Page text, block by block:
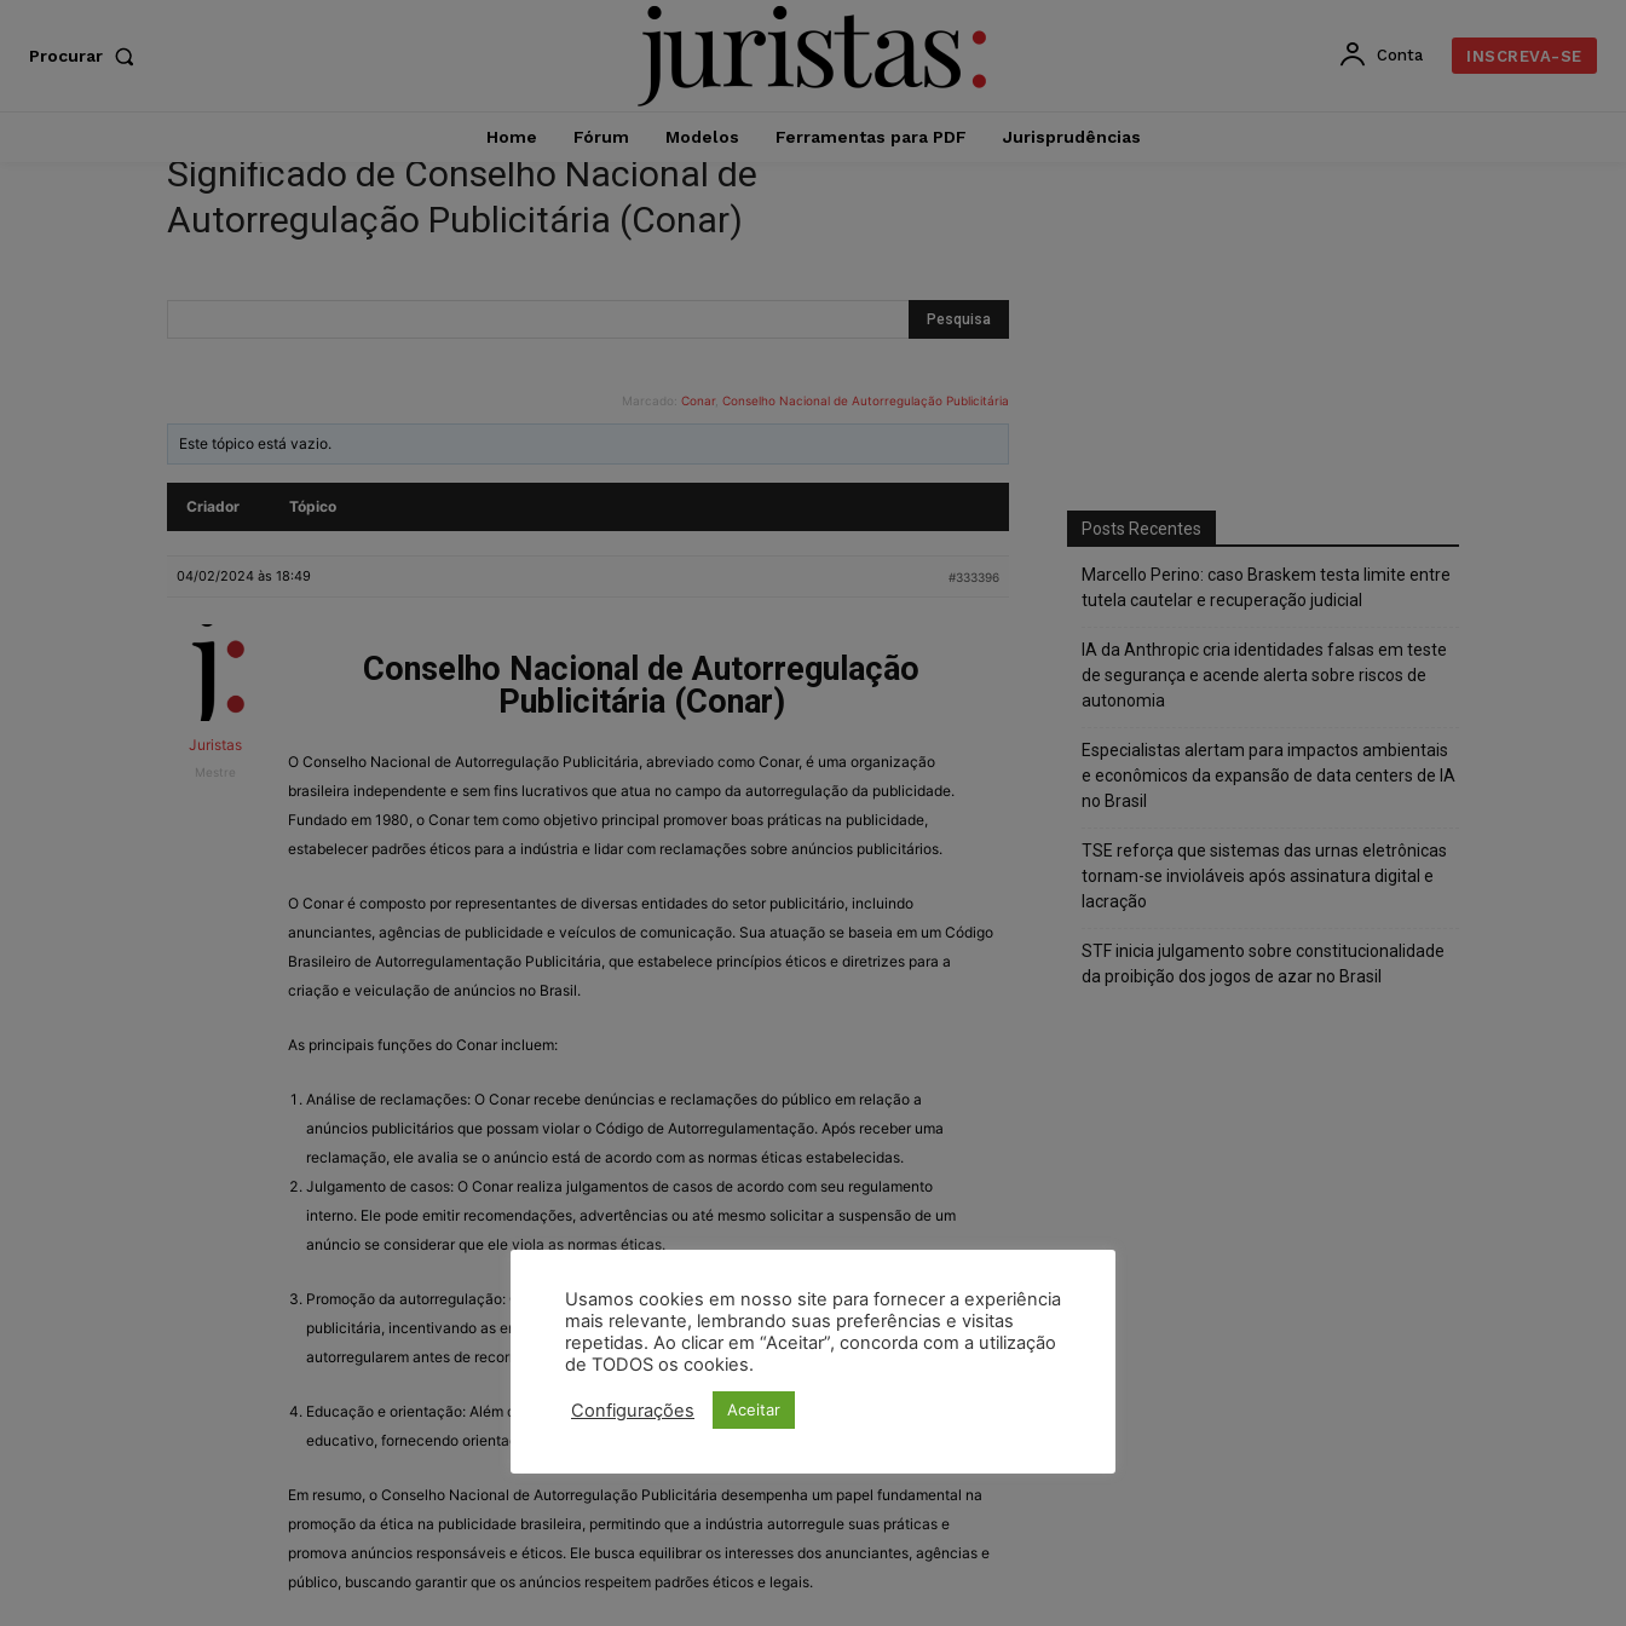
Procurar Conta INSCREVA-SE
Home Fórum Modelos Ferramentas para PDF Jurisprudências
Significado de Conselho Nacional de
Autorregulação Publicitária (Conar)
Marcado: Conar, Conselho Nacional de Autorregulação Publicitária
Este tópico está vazio.
Criador Tópico
04/02/2024 às 18:49 #333396
Juristas
Mestre
Conselho Nacional de Autorregulação
Publicitária (Conar)
O Conselho Nacional de Autorregulação Publicitária, abreviado como Conar, é uma organização
brasileira independente e sem fins lucrativos que atua no campo da autorregulação da publicidade.
Fundado em 1980, o Conar tem como objetivo principal promover boas práticas na publicidade,
estabelecer padrões éticos para a indústria e lidar com reclamações sobre anúncios publicitários.
O Conar é composto por representantes de diversas entidades do setor publicitário, incluindo
anunciantes, agências de publicidade e veículos de comunicação. Sua atuação se baseia em um Código
Brasileiro de Autorregulamentação Publicitária, que estabelece princípios éticos e diretrizes para a
criação e veiculação de anúncios no Brasil.
As principais funções do Conar incluem:
Análise de reclamações: O Conar recebe denúncias e reclamações do público em relação a
anúncios publicitários que possam violar o Código de Autorregulamentação. Após receber uma
reclamação, ele avalia se o anúncio está de acordo com as normas éticas estabelecidas.
Julgamento de casos: O Conar realiza julgamentos de casos de acordo com seu regulamento
interno. Ele pode emitir recomendações, advertências ou até mesmo solicitar a suspensão de um
anúncio se considerar que ele viola as normas éticas.
Promoção da autorregulação: O Conar trabalha para promover a autorregulação na indústria
publicitária, incentivando as empresas a seguirem os princípios éticos estabelecidos e a se
autorregularem antes de recorrerem a medidas legais ou regulatórias.
Educação e orientação: Além de lidar com reclamações, o Conar também desempenha um papel
educativo, fornecendo orientações sobre boas práticas publicitárias e éticas.
Em resumo, o Conselho Nacional de Autorregulação Publicitária desempenha um papel fundamental na
promoção da ética na publicidade brasileira, permitindo que a indústria autorregule suas práticas e
promova anúncios responsáveis e éticos. Ele busca equilibrar os interesses dos anunciantes, agências e
público, buscando garantir que os anúncios respeitem padrões éticos e legais.
Posts Recentes
Marcello Perino: caso Braskem testa limite entre
tutela cautelar e recuperação judicial
IA da Anthropic cria identidades falsas em teste
de segurança e acende alerta sobre riscos de
autonomia
Especialistas alertam para impactos ambientais
e econômicos da expansão de data centers de IA
no Brasil
TSE reforça que sistemas das urnas eletrônicas
tornam-se invioláveis após assinatura digital e
lacração
STF inicia julgamento sobre constitucionalidade
da proibição dos jogos de azar no Brasil
Usamos cookies em nosso site para fornecer a experiência
mais relevante, lembrando suas preferências e visitas
repetidas. Ao clicar em “Aceitar”, concorda com a utilização
de TODOS os cookies.
Configurações Aceitar